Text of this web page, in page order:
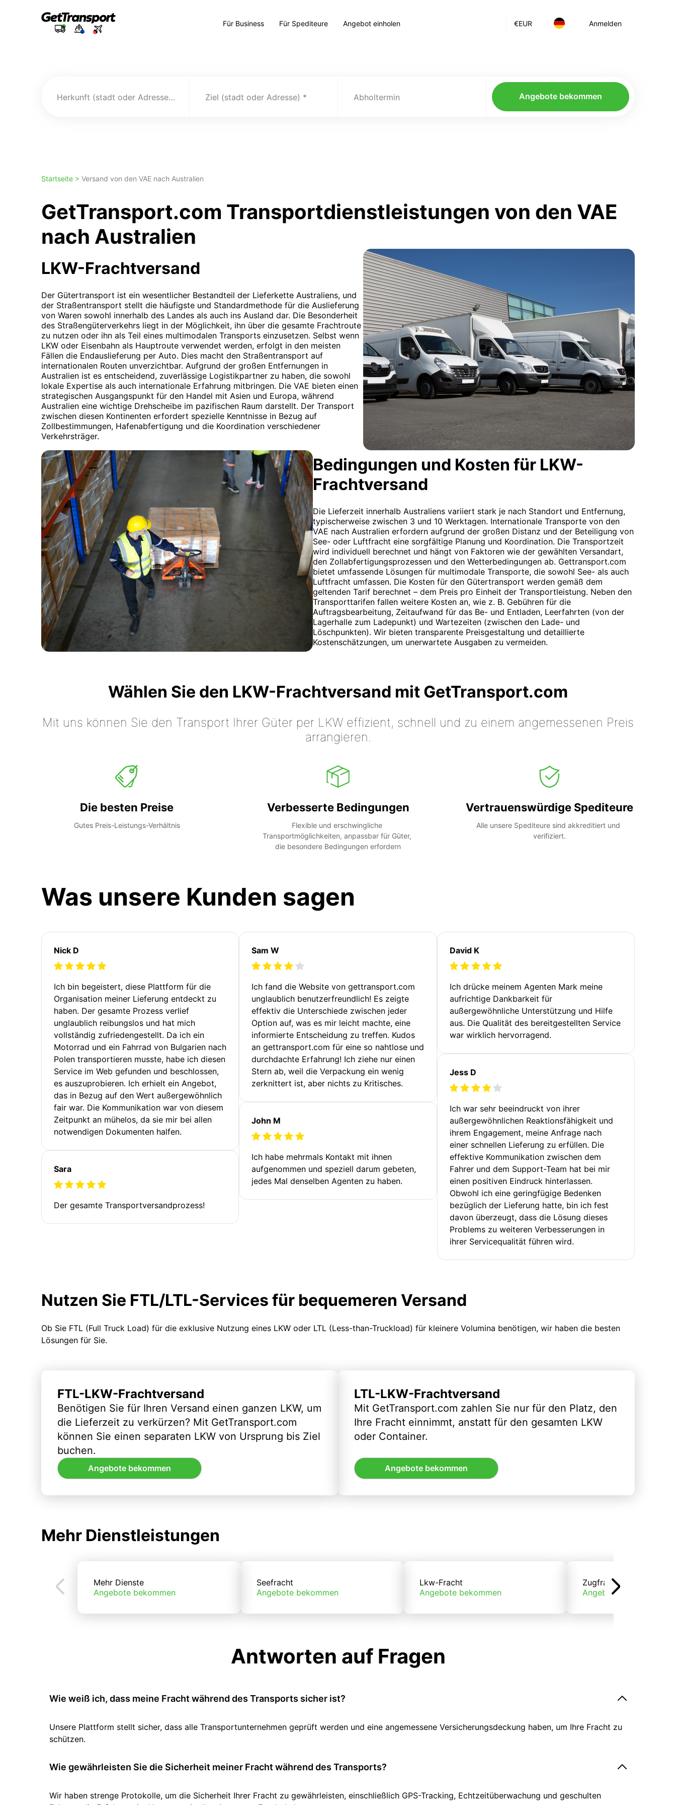
€EUR Anmelden
Für Business Für Spediteure Angebot einholen
Herkunft (stadt oder Adresse) Ziel (stadt oder Adresse) Abholtermin Angebote bekommen
Startseite > Versand von den VAE nach Australien
GetTransport.com Transportdienstleistungen von den VAE
nach Australien
LKW-Frachtversand
Der Gütertransport ist ein wesentlicher Bestandteil der Lieferkette Australiens, und
der Straßentransport stellt die häufigste und Standardmethode für die Auslieferung
von Waren sowohl innerhalb des Landes als auch ins Ausland dar. Die Besonderheit
des Straßengüterverkehrs liegt in der Möglichkeit, ihn über die gesamte Frachtroute
zu nutzen oder ihn als Teil eines multimodalen Transports einzusetzen. Selbst wenn
LKW oder Eisenbahn als Hauptroute verwendet werden, erfolgt in den meisten
Fällen die Endauslieferung per Auto. Dies macht den Straßentransport auf
internationalen Routen unverzichtbar. Aufgrund der großen Entfernungen in
Australien ist es entscheidend, zuverlässige Logistikpartner zu haben, die sowohl
lokale Expertise als auch internationale Erfahrung mitbringen. Die VAE bieten einen
strategischen Ausgangspunkt für den Handel mit Asien und Europa, während
Australien eine wichtige Drehscheibe im pazifischen Raum darstellt. Der Transport
zwischen diesen Kontinenten erfordert spezielle Kenntnisse in Bezug auf
Zollbestimmungen, Hafenabfertigung und die Koordination verschiedener
Verkehrsträger.
Bedingungen und Kosten für LKW-
Frachtversand
Die Lieferzeit innerhalb Australiens variiert stark je nach Standort und Entfernung,
typischerweise zwischen 3 und 10 Werktagen. Internationale Transporte von den
VAE nach Australien erfordern aufgrund der großen Distanz und der Beteiligung von
See- oder Luftfracht eine sorgfältige Planung und Koordination. Die Transportzeit
wird individuell berechnet und hängt von Faktoren wie der gewählten Versandart,
den Zollabfertigungsprozessen und den Wetterbedingungen ab. Gettransport.com
bietet umfassende Lösungen für multimodale Transporte, die sowohl See- als auch
Luftfracht umfassen. Die Kosten für den Gütertransport werden gemäß dem
geltenden Tarif berechnet – dem Preis pro Einheit der Transportleistung. Neben den
Transporttarifen fallen weitere Kosten an, wie z. B. Gebühren für die
Auftragsbearbeitung, Zeitaufwand für das Be- und Entladen, Leerfahrten (von der
Lagerhalle zum Ladepunkt) und Wartezeiten (zwischen den Lade- und
Löschpunkten). Wir bieten transparente Preisgestaltung und detaillierte
Kostenschätzungen, um unerwartete Ausgaben zu vermeiden.
Wählen Sie den LKW-Frachtversand mit GetTransport.com
Mit uns können Sie den Transport Ihrer Güter per LKW effizient, schnell und zu einem angemessenen Preis
arrangieren.
Die besten Preise
Gutes Preis-Leistungs-Verhältnis
Verbesserte Bedingungen
Flexible und erschwingliche
Transportmöglichkeiten, anpassbar für Güter,
die besondere Bedingungen erfordern
Vertrauenswürdige Spediteure
Alle unsere Spediteure sind akkreditiert und
verifiziert.
Was unsere Kunden sagen
Nick D
Ich bin begeistert, diese Plattform für die
Organisation meiner Lieferung entdeckt zu
haben. Der gesamte Prozess verlief
unglaublich reibungslos und hat mich
vollständig zufriedengestellt. Da ich ein
Motorrad und ein Fahrrad von Bulgarien nach
Polen transportieren musste, habe ich diesen
Service im Web gefunden und beschlossen,
es auszuprobieren. Ich erhielt ein Angebot,
das in Bezug auf den Wert außergewöhnlich
fair war. Die Kommunikation war von diesem
Zeitpunkt an mühelos, da sie mir bei allen
notwendigen Dokumenten halfen.
Sara
Der gesamte Transportversandprozess!
Sam W
Ich fand die Website von gettransport.com
unglaublich benutzerfreundlich! Es zeigte
effektiv die Unterschiede zwischen jeder
Option auf, was es mir leicht machte, eine
informierte Entscheidung zu treffen. Kudos
an gettransport.com für eine so nahtlose und
durchdachte Erfahrung! Ich ziehe nur einen
Stern ab, weil die Verpackung ein wenig
zerknittert ist, aber nichts zu Kritisches.
John M
Ich habe mehrmals Kontakt mit ihnen
aufgenommen und speziell darum gebeten,
jedes Mal denselben Agenten zu haben.
David K
Ich drücke meinem Agenten Mark meine
aufrichtige Dankbarkeit für
außergewöhnliche Unterstützung und Hilfe
aus. Die Qualität des bereitgestellten Service
war wirklich hervorragend.
Jess D
Ich war sehr beeindruckt von ihrer
außergewöhnlichen Reaktionsfähigkeit und
ihrem Engagement, meine Anfrage nach
einer schnellen Lieferung zu erfüllen. Die
effektive Kommunikation zwischen dem
Fahrer und dem Support-Team hat bei mir
einen positiven Eindruck hinterlassen.
Obwohl ich eine geringfügige Bedenken
bezüglich der Lieferung hatte, bin ich fest
davon überzeugt, dass die Lösung dieses
Problems zu weiteren Verbesserungen in
ihrer Servicequalität führen wird.
Nutzen Sie FTL/LTL-Services für bequemeren Versand
Ob Sie FTL (Full Truck Load) für die exklusive Nutzung eines LKW oder LTL (Less-than-Truckload) für kleinere Volumina benötigen, wir haben die besten
Lösungen für Sie.
FTL-LKW-Frachtversand
Benötigen Sie für Ihren Versand einen ganzen LKW, um
die Lieferzeit zu verkürzen? Mit GetTransport.com
können Sie einen separaten LKW von Ursprung bis Ziel
buchen.
Angebote bekommen
LTL-LKW-Frachtversand
Mit GetTransport.com zahlen Sie nur für den Platz, den
Ihre Fracht einnimmt, anstatt für den gesamten LKW
oder Container.
Angebote bekommen
Mehr Dienstleistungen
Mehr Dienste
Angebote bekommen
Seefracht
Angebote bekommen
Lkw-Fracht
Angebote bekommen
Zugfracht
Angebote bekommen
Antworten auf Fragen
Wie weiß ich, dass meine Fracht während des Transports sicher ist?
Unsere Plattform stellt sicher, dass alle Transportunternehmen geprüft werden und eine angemessene Versicherungsdeckung haben, um Ihre Fracht zu
schützen.
Wie gewährleisten Sie die Sicherheit meiner Fracht während des Transports?
Wir haben strenge Protokolle, um die Sicherheit Ihrer Fracht zu gewährleisten, einschließlich GPS-Tracking, Echtzeitüberwachung und geschulten